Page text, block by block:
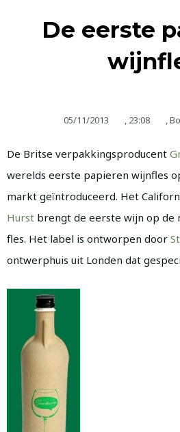
De eerste
05/11/2013 , 23:08 ,
De Britse verpakkingsproducent
werelds eerste papieren wijnfles
markt geïntroduceerd. Het
Hurst brengt de eerste wijn op de
fles. Het label is ontworpen door
ontwerphuis uit Londen dat